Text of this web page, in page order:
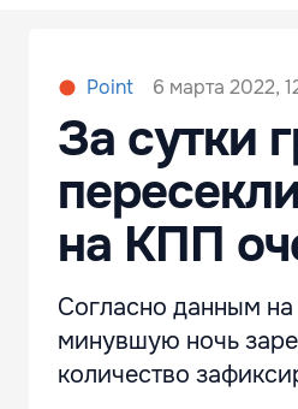
Point 6 марта 2022,
За сутки
на КПП
Согласно данным
минувшую ночь
количество